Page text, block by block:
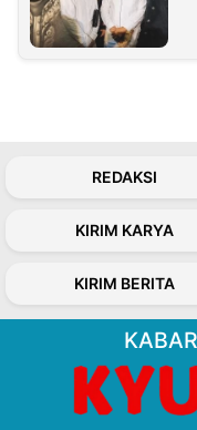
REDAKSI
KIRIM KARYA
KIRIM BERITA